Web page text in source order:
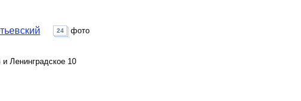
Ленинградское 10
24 фото